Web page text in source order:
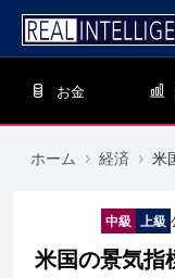
お金
ホーム › 経済 › 米
中級 上級
米国の景気指